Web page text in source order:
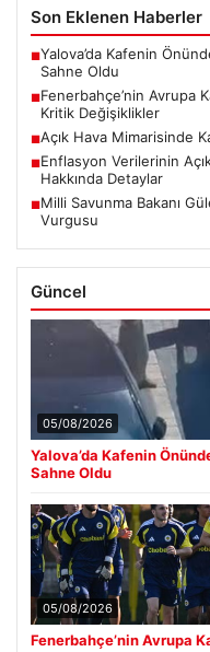
Son Eklenen Haberler
■Yalova’da Kafenin
Sahne Oldu
■Fenerbahçe’nin Avrupa
Kritik Değişiklikler
■Açık Hava Mimarisinde
■Enflasyon Verilerinin
Hakkında Detaylar
■Milli Savunma Bakanı
Vurgusu
Güncel
05/08/2026
Yalova’da Kafenin
Sahne Oldu
05/08/2026
Fenerbahçe’nin Avrupa